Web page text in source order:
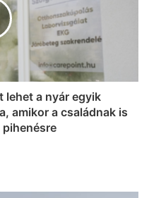
lehet a nyár egyik
amikor a családnak is